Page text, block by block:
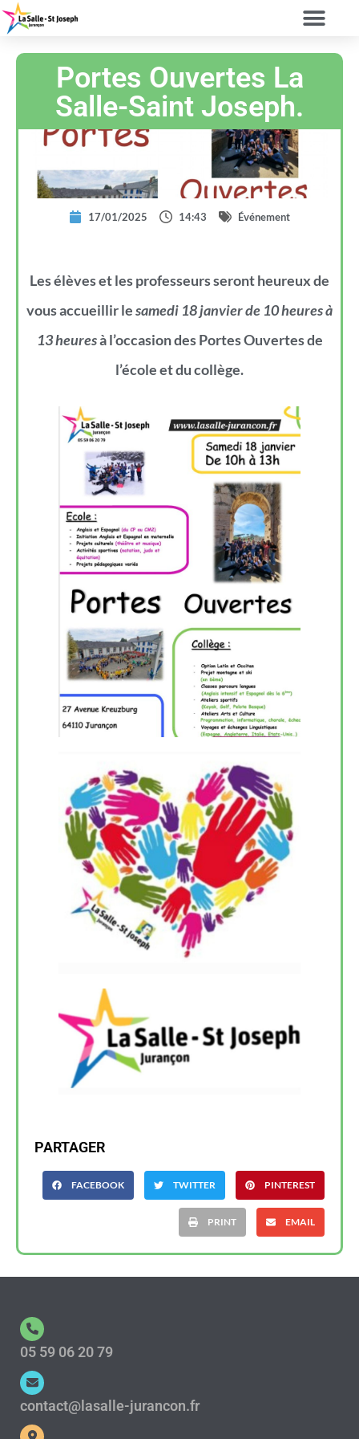
Portes Ouvertes La
Salle-Saint Joseph.
17/01/2025 14:43 Événement
Les élèves et les professeurs seront heureux de
vous accueillir lesamedi 18 janvier de 10 heures à
13 heuresà l’occasion des Portes Ouvertes de
l’école et du collège.
PARTAGER
FACEBOOK TWITTER PINTEREST
PRINT EMAIL
05 59 06 20 79
contact@lasalle-jurancon.fr